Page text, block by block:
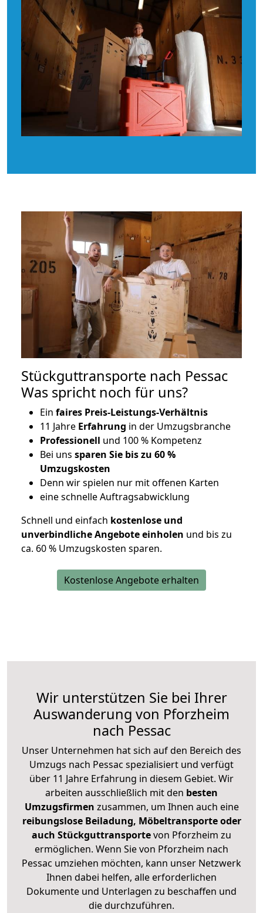
Stückguttransporte nach Pessac
Was spricht noch für uns?
Ein faires Preis-Leistungs-Verhältnis
11 Jahre Erfahrung in der Umzugsbranche
Professionell und 100 % Kompetenz
Bei uns sparen Sie bis zu 60 %
Umzugskosten
Denn wir spielen nur mit offenen Karten
eine schnelle Auftragsabwicklung
Schnell und einfach kostenlose und
unverbindliche Angebote einholen und bis zu
ca. 60 % Umzugskosten sparen.
Kostenlose Angebote erhalten
Wir unterstützen Sie bei Ihrer
Auswanderung von Pforzheim
nach Pessac
Unser Unternehmen hat sich auf den Bereich des
Umzugs nach Pessac spezialisiert und verfügt
über 11 Jahre Erfahrung in diesem Gebiet. Wir
arbeiten ausschließlich mit den besten
Umzugsfirmen zusammen, um Ihnen auch eine
reibungslose Beiladung, Möbeltransporte oder
auch Stückguttransportevon Pforzheim zu
ermöglichen. Wenn Sie von Pforzheim nach
Pessac umziehen möchten, kann unser Netzwerk
Ihnen dabei helfen, alle erforderlichen
Dokumente und Unterlagen zu beschaffen und
die durchzuführen.